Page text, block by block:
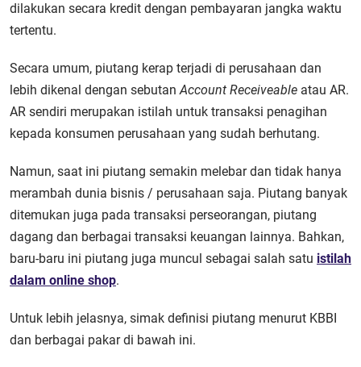
dilakukan secara kredit dengan pembayaran jangka waktu
tertentu.
Secara umum, piutang kerap terjadi di perusahaan dan
lebih dikenal dengan sebutanAccount Receiveable atau AR.
AR sendiri merupakan istilah untuk transaksi penagihan
kepada konsumen perusahaan yang sudah berhutang.
Namun, saat ini piutang semakin melebar dan tidak hanya
merambah dunia bisnis / perusahaan saja. Piutang banyak
ditemukan juga pada transaksi perseorangan, piutang
dagang dan berbagai transaksi keuangan lainnya. Bahkan,
baru-baru ini piutang juga muncul sebagai salah satu istilah
dalam online shop.
Untuk lebih jelasnya, simak definisi piutang menurut KBBI
dan berbagai pakar di bawah ini.